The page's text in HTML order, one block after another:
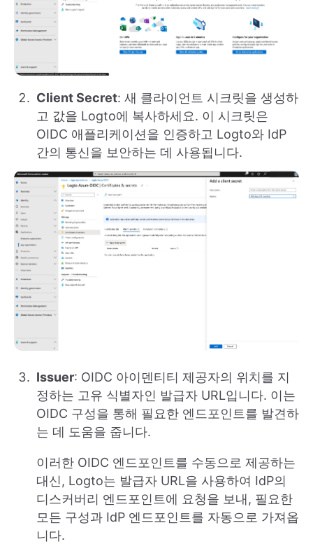
Client Secret: 새 클라이언트 시크릿을 생성하
고 값을 Logto에 복사하세요. 이 시크릿은
OIDC 애플리케이션을 인증하고 Logto와 IdP
간의 통신을 보안하는 데 사용됩니다.
Issuer: OIDC 아이덴티티 제공자의 위치를 지
정하는 고유 식별자인 발급자 URL입니다. 이는
OIDC 구성을 통해 필요한 엔드포인트를 발견하
는 데 도움을 줍니다.
이러한 OIDC 엔드포인트를 수동으로 제공하는
대신, Logto는 발급자 URL을 사용하여 IdP의
디스커버리 엔드포인트에 요청을 보내, 필요한
모든 구성과 IdP 엔드포인트를 자동으로 가져옵
니다.